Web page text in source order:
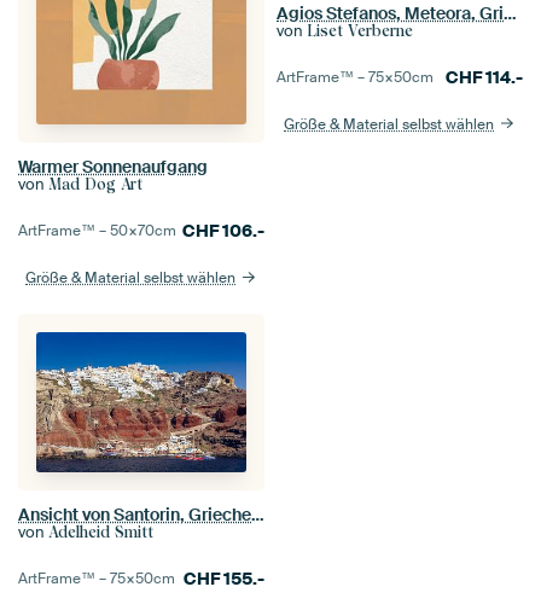
Warmer Sonnenaufgang
von Mad Dog Art
ArtFrame™ –50×70cm CHF106.-
Größe & Material selbst wählen
Agios Stefanos, Meteora, Griechenland
von Liset Verberne
ArtFrame™ –75×50cm CHF114.-
Größe & Material selbst wählen
Ansicht von Santorin, Griechenland
von Adelheid Smitt
ArtFrame™ –75×50cm CHF155.-